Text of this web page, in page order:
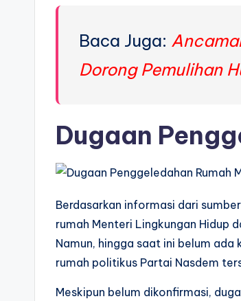
Baca Juga:
Dorong Pemulihan
Dugaan
Berdasarkan informasi dari
rumah Menteri Lingkungan Hidup
Namun, hingga saat ini belum
rumah politikus Partai Nasdem
Meskipun belum dikonfirmasi,